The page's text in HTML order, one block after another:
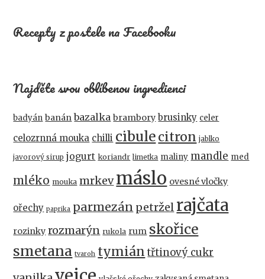
Recepty z postele na Facebooku
Najděte svou oblíbenou ingredienci
badyán banán bazalka brambory brusinky celer
celozrnná mouka chilli cibulecitron jablko
javorový sirup jogurt koriandr limetka maliny mandle med
mléko mouka mrkevmáslo ovesné vločky
ořechy paprika parmezán petržel rajčata
rozinky rozmarýn rukola rum skořice
smetana tvaroh tymián třtinový cukr